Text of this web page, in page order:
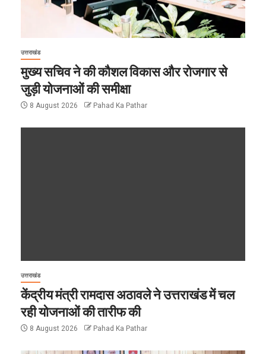
उत्तराखंड
मुख्य सचिव ने की कौशल विकास और रोजगार से
जुड़ी योजनाओं की समीक्षा
8 August 2026 Pahad Ka Pathar
उत्तराखंड
केंद्रीय मंत्री रामदास अठावले ने उत्तराखंड में चल
रही योजनाओं की तारीफ की
8 August 2026 Pahad Ka Pathar